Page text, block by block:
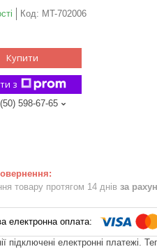
Код: MT-702006
Купити
з
598-67-65
товару протягом 14 днів за
підключені електронні платежі.